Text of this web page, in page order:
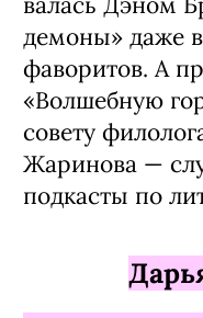
«Симон»
де­вичья книга,
однокурсницы
этими
притчу Ильи
кота «Путь
на
написан.